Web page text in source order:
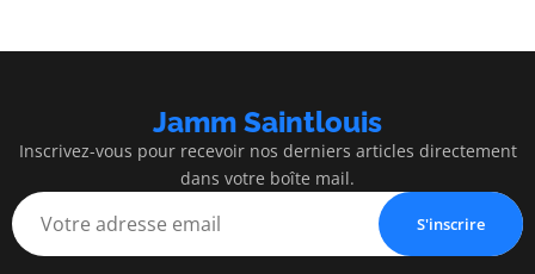
Jamm Saintlouis
Inscrivez-vous pour recevoir nos derniers articles directement
dans votre boîte mail.
S'inscrire